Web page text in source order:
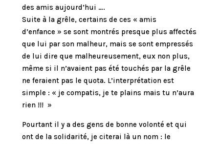
des amis aujourd’hui ….
Suite à la grêle, certains de ces « amis
d’enfance » se sont montrés presque plus affectés
que lui par son malheur, mais se sont empressés
de lui dire que malheureusement, eux non plus,
même si il n’avaient pas été touchés par la grêle
ne feraient pas le quota. L’interprétation est
simple : « je compatis, je te plains mais tu n’aura
rien !!! »
Pourtant il y a des gens de bonne volonté et qui
ont de la solidarité, je citerai là un nom : le